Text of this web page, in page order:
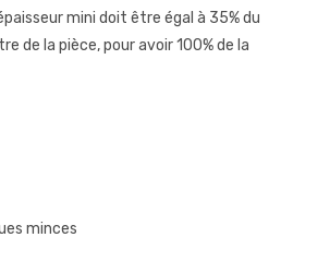
mini doit être égal à 35% du
de la pièce, pour avoir 100% de la
minces